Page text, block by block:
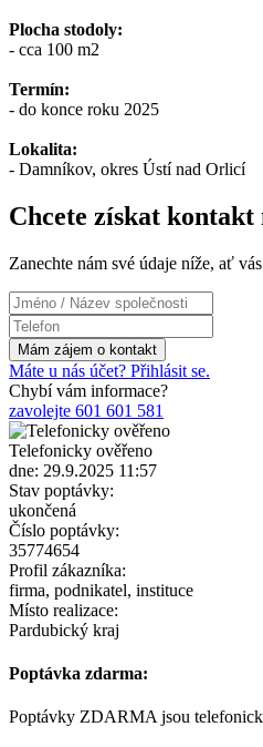
Plocha stodoly:
- cca 100 m2
Termín:
- do konce roku 2025
Lokalita:
- Damníkov, okres Ústí nad Orlicí
Chcete získat
Zanechte nám své údaje níže, ať
Máte u nás účet? Přihlásit se.
Chybí vám informace?
zavolejte 601 601 581
Telefonicky ověřeno
dne: 29.9.2025 11:57
Stav poptávky:
ukončená
Číslo poptávky:
35774654
Profil zákazníka:
firma, podnikatel, instituce
Místo realizace:
Pardubický kraj
Poptávka zdarma:
Poptávky ZDARMA jsou